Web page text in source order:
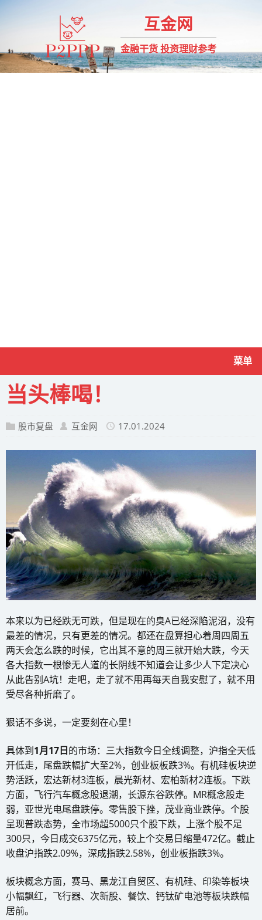
互金网
金融干货 投资理财参考
菜单
当头棒喝！
股市复盘 互金网 17.01.2024
本来以为已经跌无可跌，但是现在的臭A已经深陷泥沼，没有
最差的情况，只有更差的情况。都还在盘算担心着周四周五
两天会怎么跌的时候，它出其不意的周三就开始大跌，今天
各大指数一根惨无人道的长阴线不知道会让多少人下定决心
从此告别A坑！走吧，走了就不用再每天自我安慰了，就不用
受尽各种折磨了。
狠话不多说，一定要刻在心里！
具体到1月17日的市场：三大指数今日全线调整，沪指全天低
开低走，尾盘跌幅扩大至2%，创业板板跌3%。有机硅板块逆
势活跃，宏达新材3连板，晨光新材、宏柏新材2连板。下跌
方面，飞行汽车概念股退潮，长源东谷跌停。MR概念股走
弱，亚世光电尾盘跌停。零售股下挫，茂业商业跌停。个股
呈现普跌态势，全市场超5000只个股下跌，上涨个股不足
300只，今日成交6375亿元，较上个交易日缩量472亿。截止
收盘沪指跌2.09%，深成指跌2.58%，创业板指跌3%。
板块概念方面，赛马、黑龙江自贸区、有机硅、印染等板块
小幅飘红，飞行器、次新股、餐饮、钙钛矿电池等板块跌幅
居前。